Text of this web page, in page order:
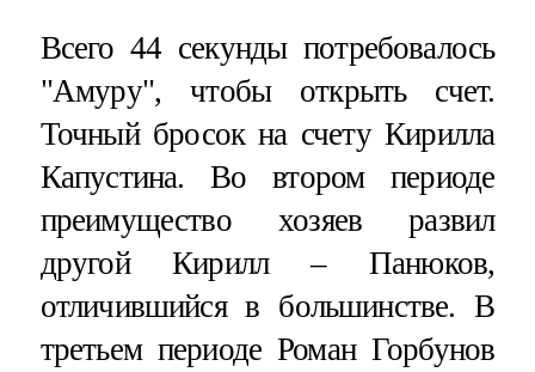
Всего 44 секунды потребовалось
"Амуру", чтобы открыть счет.
Точный бросок на счету Кирилла
Капустина. Во втором периоде
преимущество хозяев развил
другой Кирилл – Панюков,
отличившийся в большинстве. В
третьем периоде Роман Горбунов